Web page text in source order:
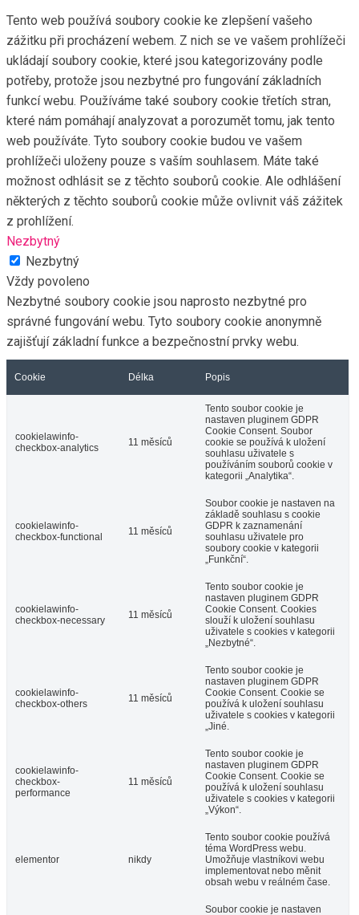
Tento web používá soubory cookie ke zlepšení vašeho
zážitku při procházení webem. Z nich se ve vašem prohlížeči
ukládají soubory cookie, které jsou kategorizovány podle
potřeby, protože jsou nezbytné pro fungování základních
funkcí webu. Používáme také soubory cookie třetích stran,
které nám pomáhají analyzovat a porozumět tomu, jak tento
web používáte. Tyto soubory cookie budou ve vašem
prohlížeči uloženy pouze s vaším souhlasem. Máte také
možnost odhlásit se z těchto souborů cookie. Ale odhlášení
některých z těchto souborů cookie může ovlivnit váš zážitek
z prohlížení.
Nezbytný
Nezbytný
Vždy povoleno
Nezbytné soubory cookie jsou naprosto nezbytné pro
správné fungování webu. Tyto soubory cookie anonymně
zajišťují základní funkce a bezpečnostní prvky webu.
Cookie Délka Popis
cookielawinfo-
checkbox-analytics
11 měsíců
Tento soubor cookie je
nastaven pluginem GDPR
Cookie Consent. Soubor
cookie se používá k uložení
souhlasu uživatele s
používáním souborů cookie v
kategorii „Analytika“.
cookielawinfo-
checkbox-functional
11 měsíců
Soubor cookie je nastaven na
základě souhlasu s cookie
GDPR k zaznamenání
souhlasu uživatele pro
soubory cookie v kategorii
„Funkční“.
cookielawinfo-
checkbox-necessary
11 měsíců
Tento soubor cookie je
nastaven pluginem GDPR
Cookie Consent. Cookies
slouží k uložení souhlasu
uživatele s cookies v kategorii
„Nezbytné“.
cookielawinfo-
checkbox-others
11 měsíců
Tento soubor cookie je
nastaven pluginem GDPR
Cookie Consent. Cookie se
používá k uložení souhlasu
uživatele s cookies v kategorii
„Jiné.
cookielawinfo-
checkbox-
performance
11 měsíců
Tento soubor cookie je
nastaven pluginem GDPR
Cookie Consent. Cookie se
používá k uložení souhlasu
uživatele s cookies v kategorii
„Výkon“.
elementor nikdy
Tento soubor cookie používá
téma WordPress webu.
Umožňuje vlastníkovi webu
implementovat nebo měnit
obsah webu v reálném čase.
Soubor cookie je nastaven